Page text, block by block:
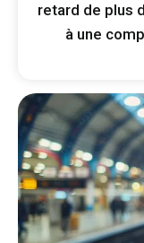
retard de plus
à une